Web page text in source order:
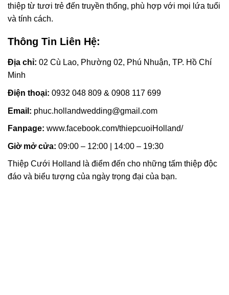
thiệp từ tươi trẻ đến truyền thống, phù hợp với mọi lứa tuổi
và tính cách.
Thông Tin Liên Hệ:
Địa chỉ: 02 Cù Lao, Phường 02, Phú Nhuận, TP. Hồ Chí
Minh
Điện thoại: 0932 048 809 & 0908 117 699
Email: phuc.hollandwedding@gmail.com
Fanpage: www.facebook.com/thiepcuoiHolland/
Giờ mở cửa: 09:00 – 12:00 | 14:00 – 19:30
Thiệp Cưới Holland là điểm đến cho những tấm thiệp độc
đáo và biểu tượng của ngày trọng đại của bạn.